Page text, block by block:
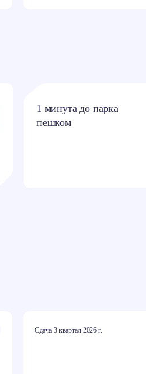
1 минута до парка
пешком
Сдача 3 квартал 2026 г.